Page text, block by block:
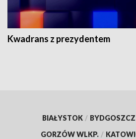
Kwadrans z prezydentem
BIAŁYSTOK / BYDGOSZCZ
GORZÓW WLKP. /